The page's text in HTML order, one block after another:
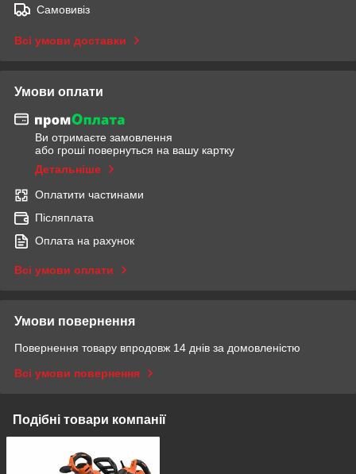
Самовивіз
Всі умови доставки
Умови оплати
Ви отримаєте замовлення
або гроші повернуться на вашу картку
Детальніше
Оплатити частинами
Післяплата
Оплата на рахунок
Всі умови оплати
Умови повернення
Повернення товару впродовж 14 днів за домовленістю
Всі умови повернення
Подібні товари компанії